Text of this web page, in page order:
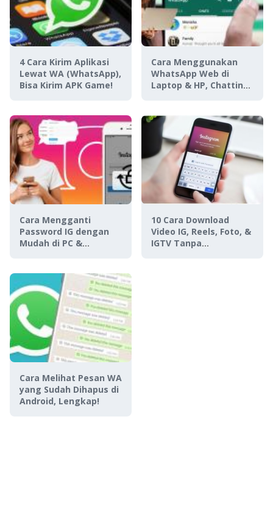
4 Cara Kirim Aplikasi
Lewat WA (WhatsApp),
Bisa Kirim APK Game!
Cara Menggunakan
WhatsApp Web di
Laptop & HP, Chatting
Cara Mengganti
Password IG dengan
Mudah di PC &
10 Cara Download
Video IG, Reels, Foto, &
IGTV Tanpa
Cara Melihat Pesan WA
yang Sudah Dihapus di
Android, Lengkap!